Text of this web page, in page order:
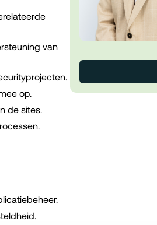
van
op.
de sites.